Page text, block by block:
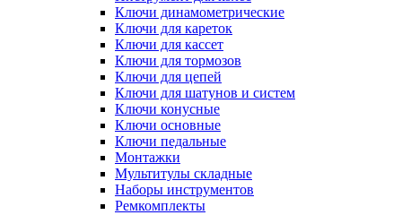
Ключи динамометрические
Ключи для кареток
Ключи для кассет
Ключи для тормозов
Ключи для цепей
Ключи для шатунов и систем
Ключи конусные
Ключи основные
Ключи педальные
Монтажки
Мультитулы складные
Наборы инструментов
Ремкомплекты